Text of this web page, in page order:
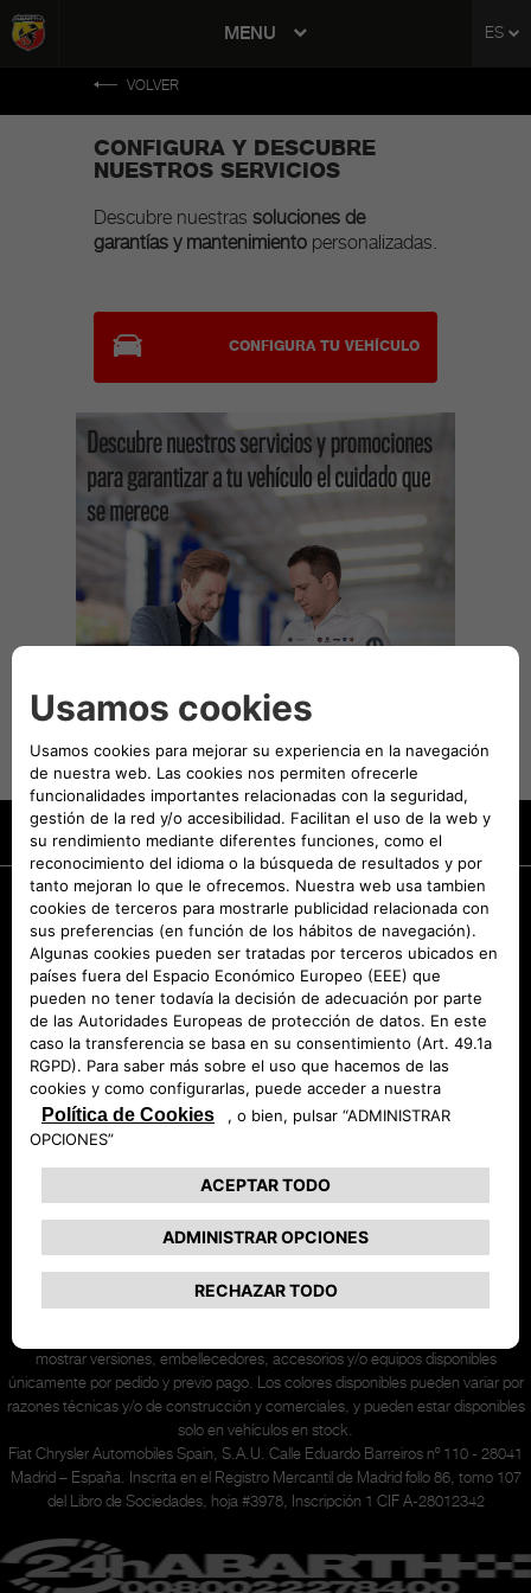
MENU ES
VOLVER
CONFIGURA Y DESCUBRE
NUESTROS SERVICIOS
Descubre nuestras soluciones de
garantías y mantenimiento personalizadas.
CONFIGURA TU VEHÍCULO
Promociones
Solicita una prueba
Coches de entrega inmediata
mostrar versiones, embellecedores, accesorios y/o equipos disponibles
únicamente por pedido y previo pago. Los colores disponibles pueden variar por
razones técnicas y/o de construcción y comerciales, y pueden estar disponibles
solo en vehículos en stock.
Fiat Chrysler Automobiles Spain, S.A.U. Calle Eduardo Barreiros nº 110 - 28041
Madrid – España. Inscrita en el Registro Mercantil de Madrid follo 86, tomo 107
del Libro de Sociedades, hoja #3978, Inscripción 1 CIF A-28012342